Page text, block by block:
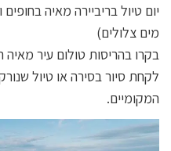
יום טיול בריביירה מאיה בחופים
מים צלולים)
בקרו בהריסות טולום עיר
לקחת סיור בסירה או טיול
המקומיים.